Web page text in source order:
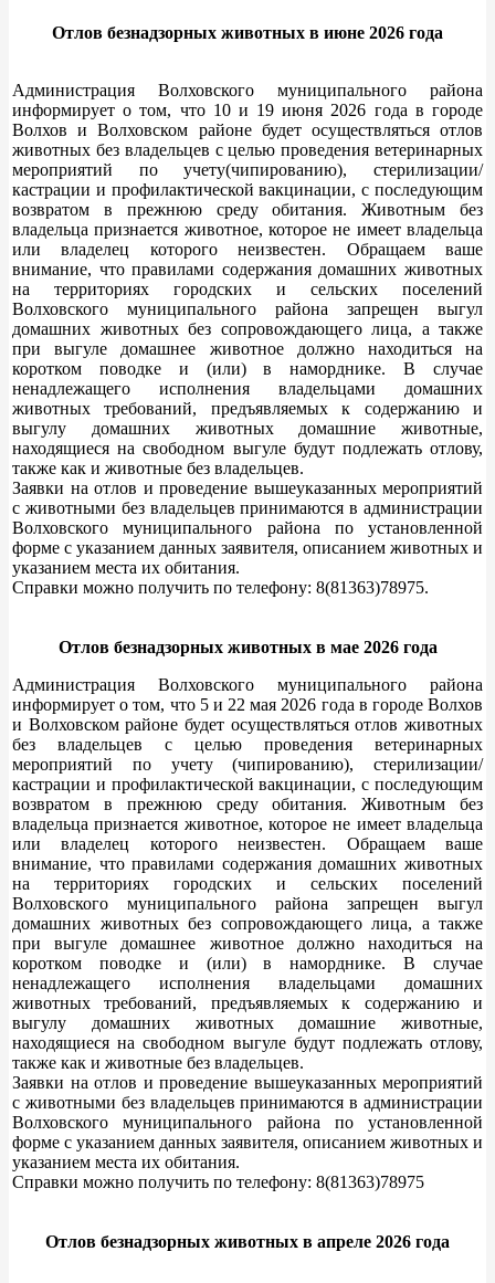
Отлов безнадзорных животных в июне 2026 года
Администрация Волховского муниципального района
информирует о том, что 10 и 19 июня 2026 года в городе
Волхов и Волховском районе будет осуществляться отлов
животных без владельцев с целью проведения ветеринарных
мероприятий по учету(чипированию), стерилизации/
кастрации и профилактической вакцинации, с последующим
возвратом в прежнюю среду обитания. Животным без
владельца признается животное, которое не имеет владельца
или владелец которого неизвестен. Обращаем ваше
внимание, что правилами содержания домашних животных
на территориях городских и сельских поселений
Волховского муниципального района запрещен выгул
домашних животных без сопровождающего лица, а также
при выгуле домашнее животное должно находиться на
коротком поводке и (или) в наморднике. В случае
ненадлежащего исполнения владельцами домашних
животных требований, предъявляемых к содержанию и
выгулу домашних животных домашние животные,
находящиеся на свободном выгуле будут подлежать отлову,
также как и животные без владельцев.
Заявки на отлов и проведение вышеуказанных мероприятий
с животными без владельцев принимаются в администрации
Волховского муниципального района по установленной
форме с указанием данных заявителя, описанием животных и
указанием места их обитания.
Справки можно получить по телефону: 8(81363)78975.
Отлов безнадзорных животных в мае 2026 года
Администрация Волховского муниципального района
информирует о том, что 5 и 22 мая 2026 года в городе Волхов
и Волховском районе будет осуществляться отлов животных
без владельцев с целью проведения ветеринарных
мероприятий по учету (чипированию), стерилизации/
кастрации и профилактической вакцинации, с последующим
возвратом в прежнюю среду обитания. Животным без
владельца признается животное, которое не имеет владельца
или владелец которого неизвестен. Обращаем ваше
внимание, что правилами содержания домашних животных
на территориях городских и сельских поселений
Волховского муниципального района запрещен выгул
домашних животных без сопровождающего лица, а также
при выгуле домашнее животное должно находиться на
коротком поводке и (или) в наморднике. В случае
ненадлежащего исполнения владельцами домашних
животных требований, предъявляемых к содержанию и
выгулу домашних животных домашние животные,
находящиеся на свободном выгуле будут подлежать отлову,
также как и животные без владельцев.
Заявки на отлов и проведение вышеуказанных мероприятий
с животными без владельцев принимаются в администрации
Волховского муниципального района по установленной
форме с указанием данных заявителя, описанием животных и
указанием места их обитания.
Справки можно получить по телефону: 8(81363)78975
Отлов безнадзорных животных в апреле 2026 года